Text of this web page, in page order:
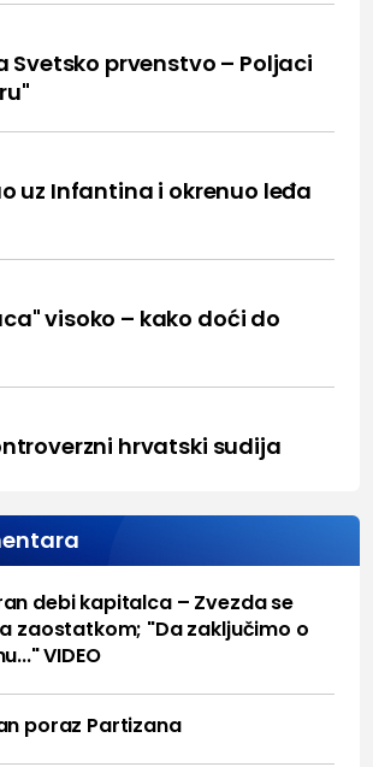
Svetsko prvenstvo – Poljaci
uz Infantina i okrenuo leđa
visoko – kako doći do
hrvatski sudija
debi kapitalca – Zvezda se
zaostatkom; "Da zaključimo o
VIDEO
poraz Partizana